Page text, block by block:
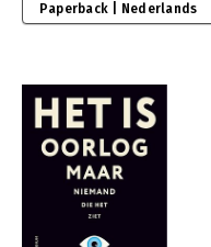
Paperback | Nederlands